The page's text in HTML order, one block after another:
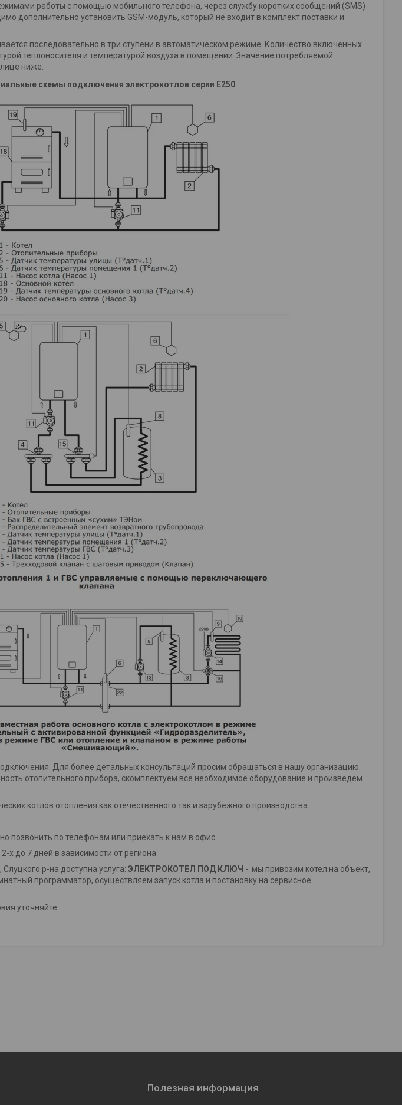
работы с помощью мобильного телефона, через службу коротких сообщений (SMS)
дополнительно установить GSM-модуль, который не входит в комплект поставки и
последовательно в три ступени в автоматическом режиме. Количество включенных
теплоносителя и температурой воздуха в помещении. Значение потребляемой
ниже.
схемы подключения электрокотлов серии E250
Для более детальных консультаций просим обращаться в нашу организацию.
отопительного прибора, скомплектуем все необходимое оборудование и произведем
котлов отопления как отечественного так и зарубежного производства.
позвонить по телефонам или приехать к нам в офис.
х до 7 дней в зависимости от региона.
р-на доступна услуга: ЭЛЕКТРОКОТЕЛ ПОД КЛЮЧ - мы привозим котел на объект,
программатор, осуществляем запуск котла и постановку на сервисное
уточняйте
Полезная информация